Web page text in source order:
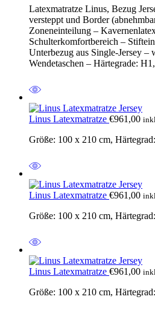
Latexmatratze Linus, Bezug
versteppt und Border
Zoneneinteilung –
Schulterkomfortbereich –
Unterbezug aus Single-Jersey –
Wendetaschen – Härtegrade:
Linus Latexmatratze €961,00
Größe: 100 x 210 cm,
Linus Latexmatratze €961,00
Größe: 100 x 210 cm,
Linus Latexmatratze €961,00
Größe: 100 x 210 cm,